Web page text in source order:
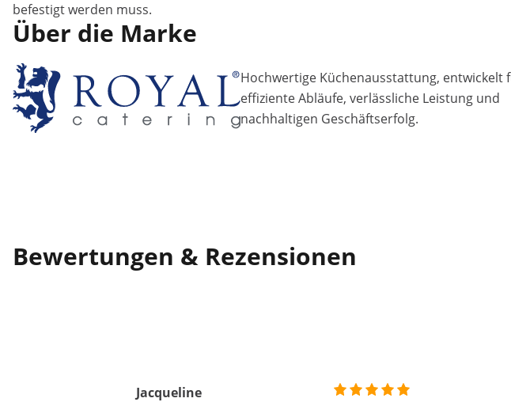
befestigt werden muss.
Über die Marke
Hochwertige Küchenausstattung, entwickelt
effiziente Abläufe, verlässliche Leistung und
nachhaltigen Geschäftserfolg.
Bewertungen & Rezensionen
Jacqueline